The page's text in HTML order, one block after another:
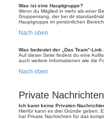
Was ist eine Hauptgruppe?
Wenn du Mitglied in mehr als einer
Gruppenrang, der bei dir
Hauptgruppe im persönlichen
Nach oben
Was bedeutet der „Das Team“-
Auf dieser Seite findest du eine
auch weitere Informationen wie die
Nach oben
Private Nachrichten
Ich kann keine Privaten
Hierfür kann es drei Gründe geben:
hat Private Nachrichten für das